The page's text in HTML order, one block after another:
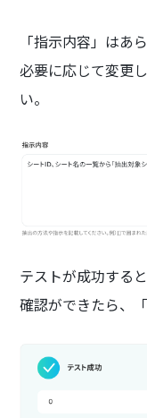
「指示内容」はあ
必要に応じて変更
い。
テストが成功する
確認ができたら、